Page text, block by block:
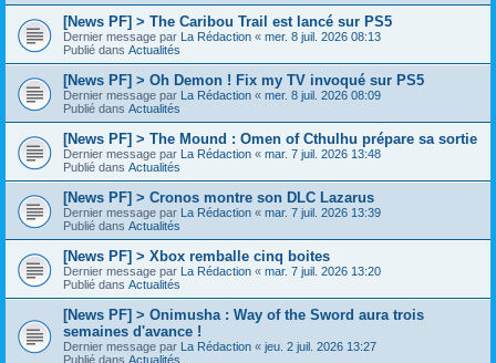
[News PF] > The Caribou Trail est lancé sur PS5
Dernier message par La Rédaction « mer. 8 juil. 2026 08:13
Publié dans Actualités
[News PF] > Oh Demon ! Fix my TV invoqué sur PS5
Dernier message par La Rédaction « mer. 8 juil. 2026 08:09
Publié dans Actualités
[News PF] > The Mound : Omen of Cthulhu prépare sa sortie
Dernier message par La Rédaction « mar. 7 juil. 2026 13:48
Publié dans Actualités
[News PF] > Cronos montre son DLC Lazarus
Dernier message par La Rédaction « mar. 7 juil. 2026 13:39
Publié dans Actualités
[News PF] > Xbox remballe cinq boites
Dernier message par La Rédaction « mar. 7 juil. 2026 13:20
Publié dans Actualités
[News PF] > Onimusha : Way of the Sword aura trois
semaines d'avance !
Dernier message par La Rédaction « jeu. 2 juil. 2026 13:27
Publié dans Actualités